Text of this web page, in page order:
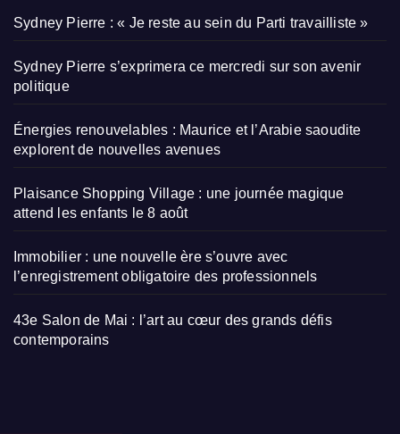
Sydney Pierre : « Je reste au sein du Parti travailliste »
Sydney Pierre s’exprimera ce mercredi sur son avenir
politique
Énergies renouvelables : Maurice et l’Arabie saoudite
explorent de nouvelles avenues
Plaisance Shopping Village : une journée magique
attend les enfants le 8 août
Immobilier : une nouvelle ère s’ouvre avec
l’enregistrement obligatoire des professionnels
43e Salon de Mai : l’art au cœur des grands défis
contemporains